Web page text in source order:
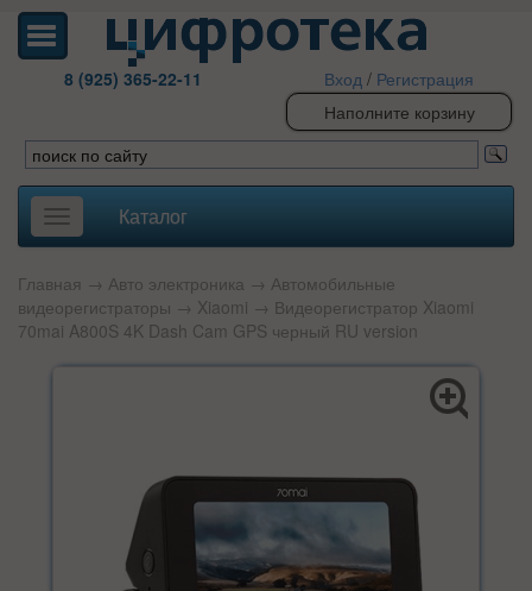
8 (925) 365-22-11 Вход / Регистрация
Наполните корзину
Toggle
navigation
Каталог
Главная → Авто электроника → Автомобильные
видеорегистраторы → Xiaomi → Видеорегистратор Xiaomi
70mai A800S 4K Dash Cam GPS черный RU version